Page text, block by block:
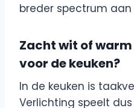
breder spectrum aan
Zacht wit of
voor de keuken?
In de keuken is
Verlichting speelt